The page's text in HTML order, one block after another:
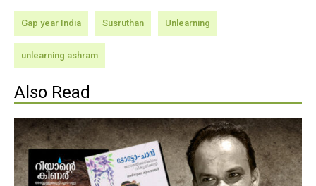
Gap year India Susruthan Unlearning
unlearning ashram
Also Read